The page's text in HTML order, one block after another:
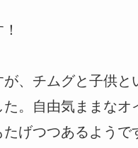
、チムグと子供
。自由気ままなオ
げつつあるよう